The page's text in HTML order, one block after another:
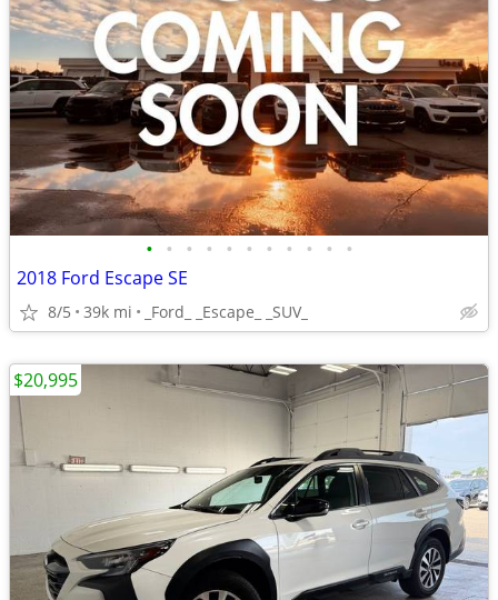
• • • • • • • • • • •
2018 Ford Escape SE
8/5 39k mi _Ford_ _Escape_ _SUV_
$20,995